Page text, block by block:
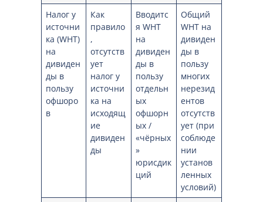
Налог у
источни
ка (WHT)
на
дивиден
ды в
пользу
офшоро
в
Как
правило
,
отсутств
ует
налог у
источни
ка на
исходящ
ие
дивиден
ды
Вводитс
я WHT
на
дивиден
ды в
пользу
отдельн
ых
офшорн
ых /
«чёрных
»
юрисдик
ций
Общий
WHT на
дивиден
ды в
пользу
многих
нерезид
ентов
отсутств
ует (при
соблюде
нии
установ
ленных
условий)